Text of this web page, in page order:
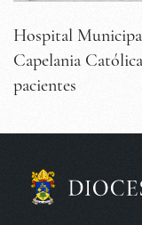
Hospital
Capelania
pacientes